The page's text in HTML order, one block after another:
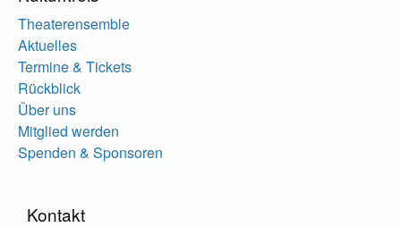
Theaterensemble
Aktuelles
Termine & Tickets
Rückblick
Über uns
Mitglied werden
Spenden & Sponsoren
Kontakt